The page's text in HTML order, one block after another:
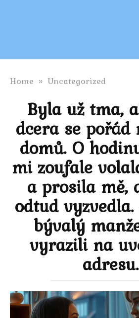
Home » Uncategorized
Byla už tma,
dcera se
domů. O
mi zoufale
a prosila mě,
odtud
bývalý
vyrazili na
adresu.